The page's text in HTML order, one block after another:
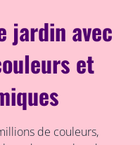
jardin avec
et
de couleurs,